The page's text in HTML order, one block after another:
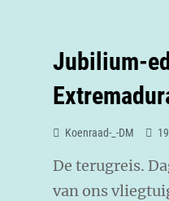
Jubilium-
Koenraad-_-DM
De terugreis.
van ons